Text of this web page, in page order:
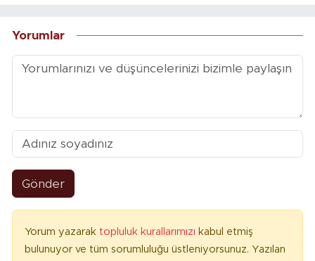
Yorumlar
Gönder
Yorum yazarak topluluk kurallarımızı kabul etmiş
bulunuyor ve tüm sorumluluğu üstleniyorsunuz. Yazılan